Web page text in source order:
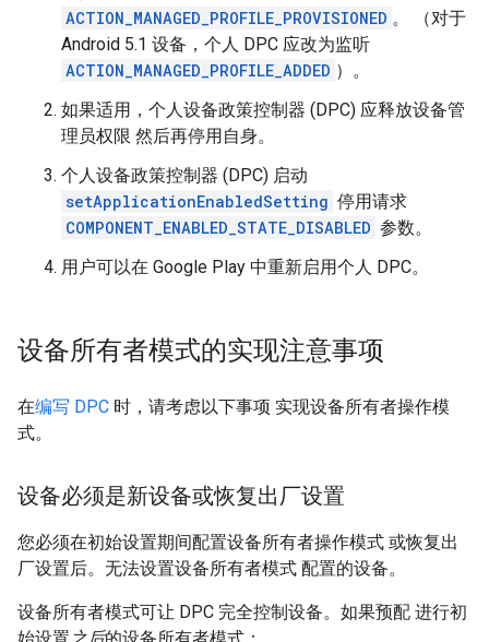
ACTION_MANAGED_PROFILE_PROVISIONED 。 （对于
Android 5.1 设备，个人 DPC 应改为监听
ACTION_MANAGED_PROFILE_ADDED ）。
如果适用，个人设备政策控制器 (DPC) 应释放设备管
理员权限 然后再停用自身。
个人设备政策控制器 (DPC) 启动
setApplicationEnabledSetting 停用请求
COMPONENT_ENABLED_STATE_DISABLED 参数。
用户可以在 Google Play 中重新启用个人 DPC。
设备所有者模式的实现注意事项
在编写 DPC 时，请考虑以下事项 实现设备所有者操作模
式。
设备必须是新设备或恢复出厂设置
您必须在初始设置期间配置设备所有者操作模式 或恢复出
厂设置后。无法设置设备所有者模式 配置的设备。
设备所有者模式可让 DPC 完全控制设备。如果预配 进行初